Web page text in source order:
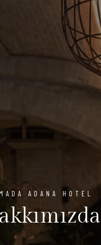
ADANA HOTEL